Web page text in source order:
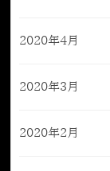
2020年4月
2020年3月
2020年2月